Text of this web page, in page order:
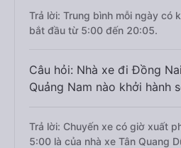
Trả lời: Trung bình mỗi ngày có
bắt đầu từ 5:00 đến 20:05.
Câu hỏi: Nhà xe đi Đồng
Quảng Nam nào khởi hành
Trả lời: Chuyến xe có giờ xuất
5:00 là của nhà xe Tân Quang